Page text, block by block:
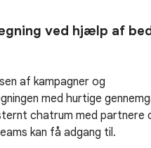
ved hjælp af
af kampagner og
med hurtige
chatrum med partnere
kan få adgang til.